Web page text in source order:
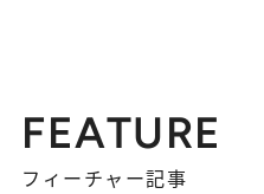
FEATURE
フィーチャー記事